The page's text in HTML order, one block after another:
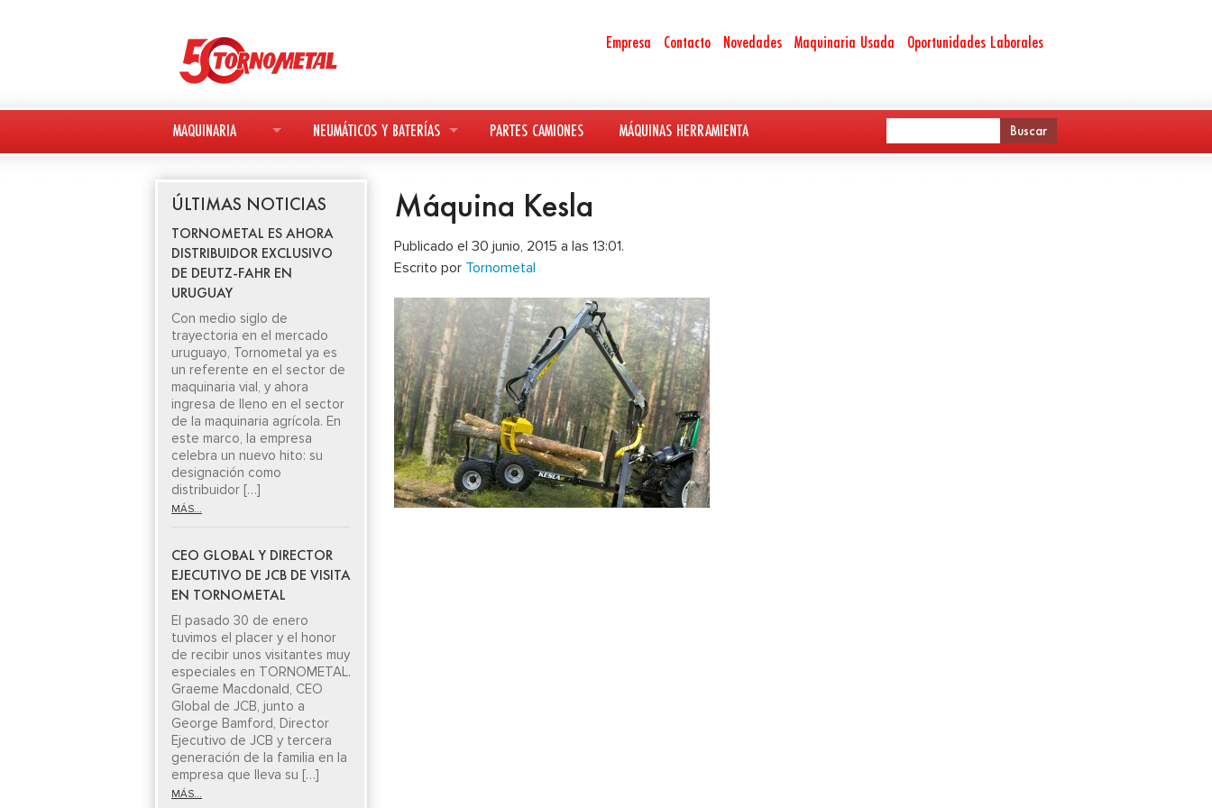
Empresa Contacto Novedades Maquinaria Usada Oportunidades Laborales
MAQUINARIA
MAQUINARIA NUEVA
MAQUINARIA USADA
DEUTZ-FAHR
AVANT
KESLA
NEUMÁTICOS Y BATERÍAS
NEUMÁTICOS
BATERÍAS
PARTES CAMIONES MÁQUINAS HERRAMIENTA
Máquina Kesla
Publicado el 30 junio, 2015 a las 13:01.
Escrito por Tornometal
ÚLTIMAS NOTICIAS
TORNOMETAL ES AHORA
DISTRIBUIDOR EXCLUSIVO
DE DEUTZ-FAHR EN
URUGUAY
Con medio siglo de
trayectoria en el mercado
uruguayo, Tornometal ya es
un referente en el sector de
maquinaria vial, y ahora
ingresa de lleno en el sector
de la maquinaria agrícola. En
este marco, la empresa
celebra un nuevo hito: su
designación como
distribuidor […]
MÁS...
CEO GLOBAL Y DIRECTOR
EJECUTIVO DE JCB DE VISITA
EN TORNOMETAL
El pasado 30 de enero
tuvimos el placer y el honor
de recibir unos visitantes muy
especiales en TORNOMETAL.
Graeme Macdonald, CEO
Global de JCB, junto a
George Bamford, Director
Ejecutivo de JCB y tercera
generación de la familia en la
empresa que lleva su […]
MÁS...